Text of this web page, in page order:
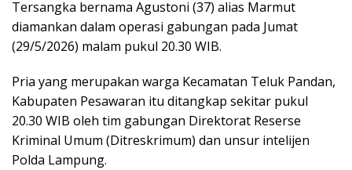
Tersangka bernama Agustoni (37) alias Marmut
diamankan dalam operasi gabungan pada Jumat
(29/5/2026) malam pukul 20.30 WIB.
‎Pria yang merupakan warga Kecamatan Teluk Pandan,
Kabupaten Pesawaran itu ditangkap sekitar pukul
20.30 WIB oleh tim gabungan Direktorat Reserse
Kriminal Umum (Ditreskrimum) dan unsur intelijen
Polda Lampung.